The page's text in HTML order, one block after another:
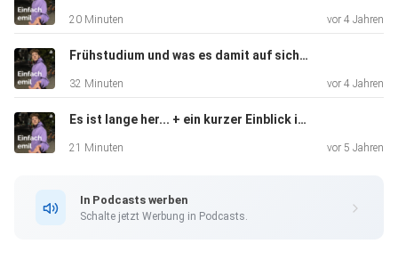
20 Minuten vor 4 Jahren
Frühstudium und was es damit auf sich hat. | S2 #01
32 Minuten vor 4 Jahren
Es ist lange her... + ein kurzer Einblick in meine inneren Gefühle | #04
21 Minuten vor 5 Jahren
In Podcasts werben
Schalte jetzt Werbung in Podcasts.